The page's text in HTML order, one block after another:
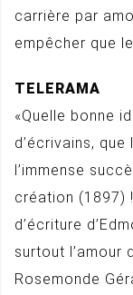
carrière par
empêcher que
TELERAMA
«Quelle bonne
d’écrivains,
l’immense
création (1897)
d’écriture
surtout l’amour
Rosemonde